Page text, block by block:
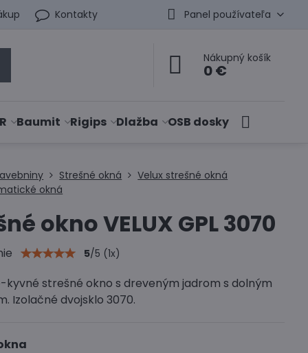
Kontakty Panel používateľa
Nákupný košík
0 €
Baumit Rigips Dlažba OSB dosky
Strešné okná
Velux strešné okná
okná
okno VELUX GPL 3070
5/5 (1x)
kyvné strešné okno s dreveným jadrom s dolným
Izolačné dvojsklo 3070.